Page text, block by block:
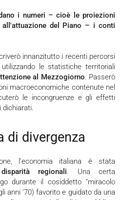
all'attuazione del Piano – i conti
le statistiche territoriali
al Mezzogiorno. Passerò
macroeconomiche contenute nel
le incongruenze e gli effetti
dichiarati.
di divergenza
regionali. Una certa
durante il cosiddetto "miracolo
anni '70) favorito e guidato da una